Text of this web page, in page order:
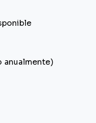
anualmente)